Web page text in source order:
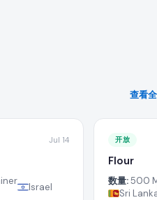
查看
Jul 14
Israel
开放
Flour
数量:500
Sri